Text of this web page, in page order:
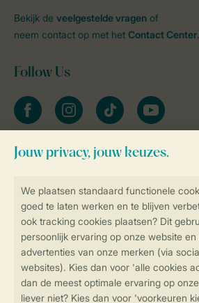
Veilig en snel online boeken
Veilige gegevensoverdracht
Veilige betaling
Bekijk de veelgestelde vragen of
neem contact op met het Contact Center.
Follow Us
facebookinstagramtiktok youtube
Blijf op de hoogte